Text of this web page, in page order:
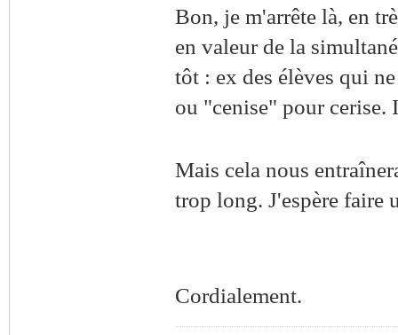
Bon, je m'arrête là, en
en valeur de la
tôt : ex des élèves qui
ou "cenise" pour cerise.
Mais cela nous
trop long. J'espère faire
Cordialement.